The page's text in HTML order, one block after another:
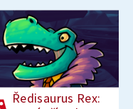
Ředisaurus Rex: